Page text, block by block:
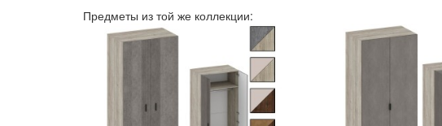
Предметы из той же коллекции: